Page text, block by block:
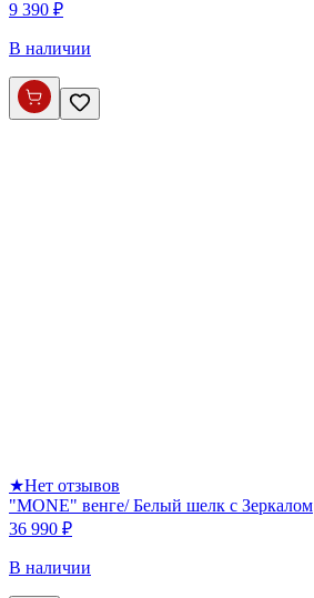
9 390 ₽
В наличии
★Нет отзывов
"MONE" венге/ Белый шелк с Зеркалом
36 990 ₽
В наличии